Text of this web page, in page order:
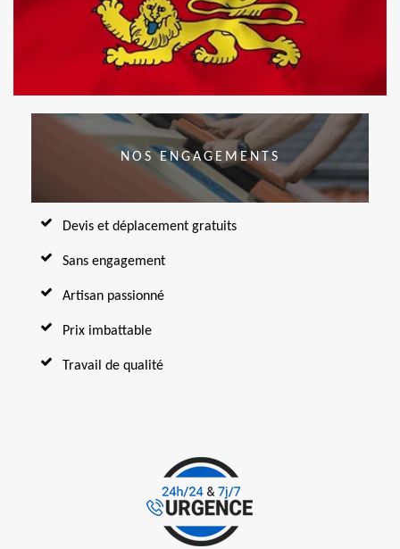
NOS ENGAGEMENTS
Devis et déplacement gratuits
Sans engagement
Artisan passionné
Prix imbattable
Travail de qualité